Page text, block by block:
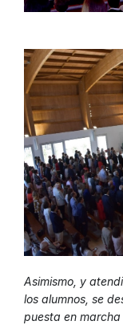
Asimismo, y
los alumnos, se
puesta en